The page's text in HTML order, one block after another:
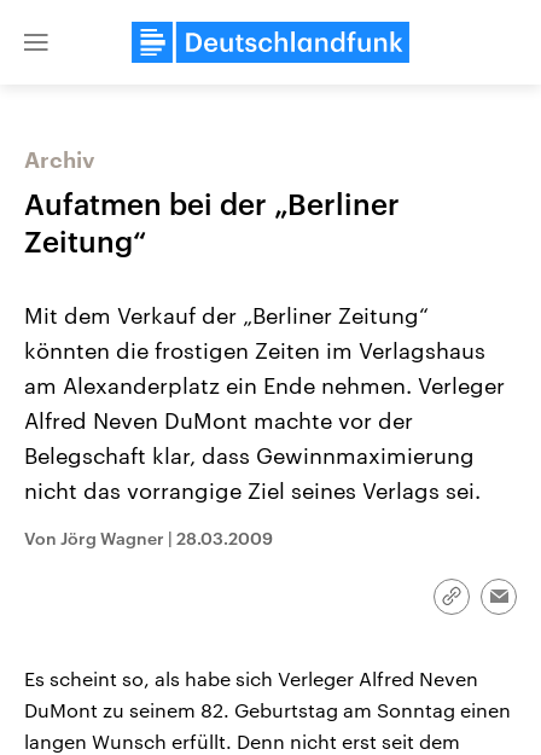
Close
Landtagswahl Sachsen-Anhalt
Alle Informationen
Sachsen-Anhalt wählt am 6.
September 2026 einen neuen
Bundesland von einer Koalition aus
USA
Hintergründe
Wirtschaftlich und
gehören die Vereinigten
Audio-Archiv
Archiv
Aufatmen bei der „Berliner
Zeitung“
Mit dem Verkauf der „Berliner Zeitung“
könnten die frostigen Zeiten im Verlagshaus
am Alexanderplatz ein Ende nehmen. Verleger
Alfred Neven DuMont machte vor der
Belegschaft klar, dass Gewinnmaximierung
nicht das vorrangige Ziel seines Verlags sei.
Von Jörg Wagner | 28.03.2009
Link
Es scheint so, als habe sich Verleger Alfred Neven
DuMont zu seinem 82. Geburtstag am Sonntag einen
langen Wunsch erfüllt. Denn nicht erst seit dem